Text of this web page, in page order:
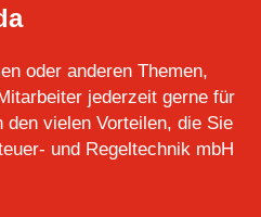
oder anderen Themen,
jederzeit gerne für
vielen Vorteilen, die Sie
und Regeltechnik mbH